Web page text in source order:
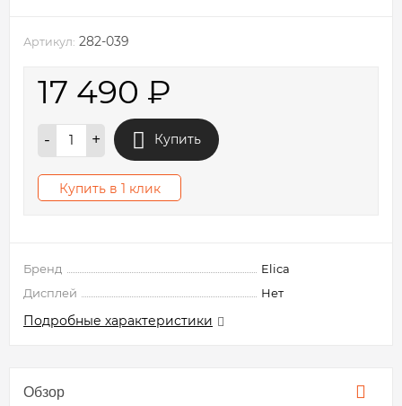
Артикул: 282-039
17 490 ₽
- + Купить
Купить в 1 клик
Бренд
Elica
Дисплей
Нет
Подробные характеристики
Обзор